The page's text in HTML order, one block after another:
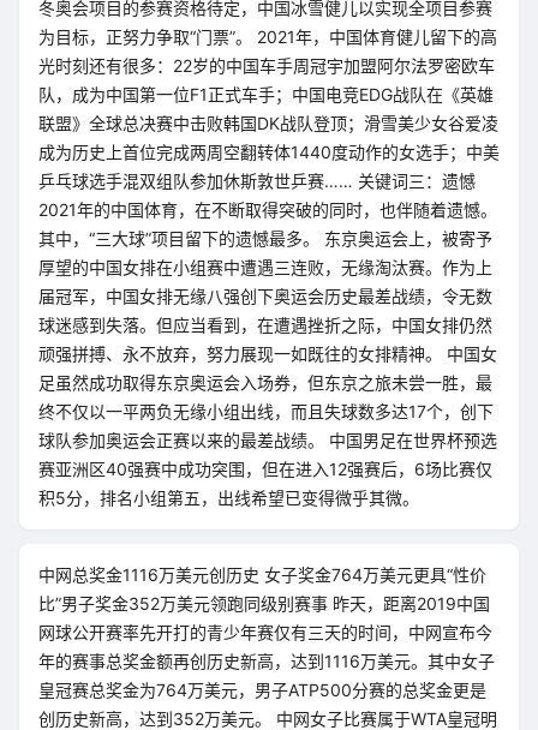
冬奥会项目的参赛资格待定，中国冰雪健儿以实现全项目参赛
为目标，正努力争取“门票”。 2021年，中国体育健儿留下的高
光时刻还有很多：22岁的中国车手周冠宇加盟阿尔法罗密欧车
队，成为中国第一位F1正式车手；中国电竞EDG战队在《英雄
联盟》全球总决赛中击败韩国DK战队登顶；滑雪美少女谷爱凌
成为历史上首位完成两周空翻转体1440度动作的女选手；中美
乒乓球选手混双组队参加休斯敦世乒赛…… 关键词三：遗憾
2021年的中国体育，在不断取得突破的同时，也伴随着遗憾。
其中，“三大球”项目留下的遗憾最多。 东京奥运会上，被寄予
厚望的中国女排在小组赛中遭遇三连败，无缘淘汰赛。作为上
届冠军，中国女排无缘八强创下奥运会历史最差战绩，令无数
球迷感到失落。但应当看到，在遭遇挫折之际，中国女排仍然
顽强拼搏、永不放弃，努力展现一如既往的女排精神。 中国女
足虽然成功取得东京奥运会入场券，但东京之旅未尝一胜，最
终不仅以一平两负无缘小组出线，而且失球数多达17个，创下
球队参加奥运会正赛以来的最差战绩。 中国男足在世界杯预选
赛亚洲区40强赛中成功突围，但在进入12强赛后，6场比赛仅
积5分，排名小组第五，出线希望已变得微乎其微。
中网总奖金1116万美元创历史 女子奖金764万美元更具“性价
比”男子奖金352万美元领跑同级别赛事 昨天，距离2019中国
网球公开赛率先开打的青少年赛仅有三天的时间，中网宣布今
年的赛事总奖金额再创历史新高，达到1116万美元。其中女子
皇冠赛总奖金为764万美元，男子ATP500分赛的总奖金更是
创历史新高，达到352万美元。 中网女子比赛属于WTA皇冠明